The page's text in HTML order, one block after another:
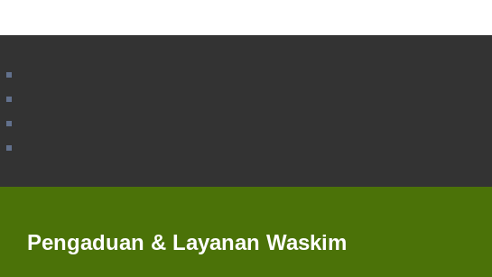
Pengaduan & Layanan Waskim